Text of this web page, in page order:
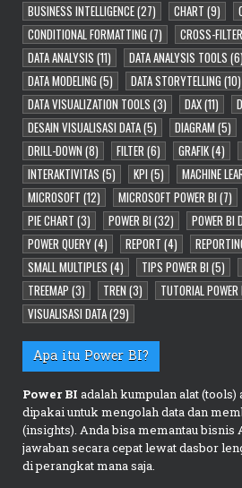
BUSINESS INTELLIGENCE(27) CHART (9)
CONDITIONAL FORMATTING (7) CROSS-
DATA ANALYSIS (11) DATA ANALYSIS TOOLS (6)
DATA MODELING (5) DATA STORYTELLING (10)
DATA VISUALIZATION TOOLS (3) DAX(11)
DESAIN VISUALISASI DATA(5) DIAGRAM (5)
DRILL-DOWN (8) FILTER (6) GRAFIK(4)
INTERAKTIVITAS (5) KPI (5) MACHINE
MICROSOFT (12) MICROSOFT POWER BI (7)
PIE CHART (3) POWER BI (32) POWER BI
POWER QUERY(4) REPORT (4)
SMALL MULTIPLES (4) TIPS POWER BI (5)
TREEMAP (3) TREN (3) TUTORIAL POWER
VISUALISASI DATA(29)
Apa itu Power BI?
Power BI adalah kumpulan alat
dipakai untuk mengolah data dan
(insights). Anda bisa memantau bisnis
jawaban secara cepat lewat dasbor
di perangkat mana saja.